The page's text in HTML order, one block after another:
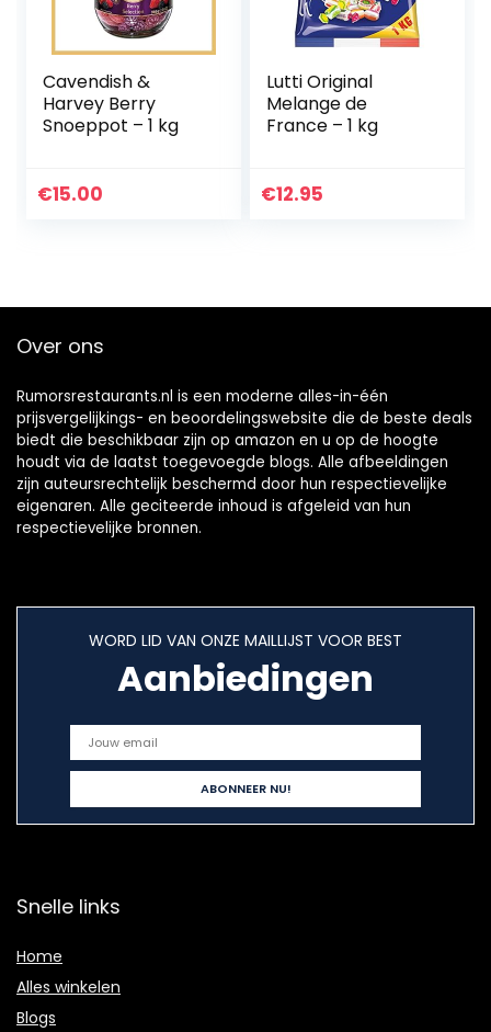
Cavendish &
Harvey Berry
Snoeppot – 1 kg
€15.00
Lutti Original
Melange de
France – 1 kg
€12.95
Over ons
Rumorsrestaurants.nl is een moderne alles-in-één
prijsvergelijkings- en beoordelingswebsite die de beste deals
biedt die beschikbaar zijn op amazon en u op de hoogte
houdt via de laatst toegevoegde blogs. Alle afbeeldingen
zijn auteursrechtelijk beschermd door hun respectievelijke
eigenaren. Alle geciteerde inhoud is afgeleid van hun
respectievelijke bronnen.
WORD LID VAN ONZE MAILLIJST VOOR BEST
Aanbiedingen
Snelle links
Home
Alles winkelen
Blogs